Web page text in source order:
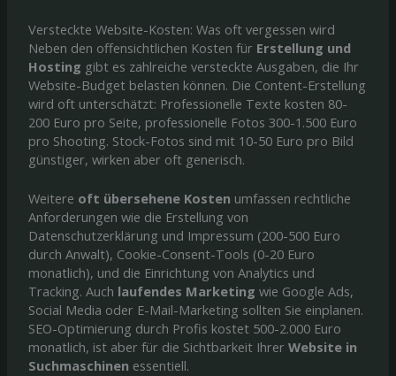
Versteckte Website-Kosten: Was oft vergessen wird
Neben den offensichtlichen Kosten für Erstellung und
Hosting gibt es zahlreiche versteckte Ausgaben, die Ihr
Website-Budget belasten können. Die Content-Erstellung
wird oft unterschätzt: Professionelle Texte kosten 80-
200 Euro pro Seite, professionelle Fotos 300-1.500 Euro
pro Shooting. Stock-Fotos sind mit 10-50 Euro pro Bild
günstiger, wirken aber oft generisch.
Weitere oft übersehene Kosten umfassen rechtliche
Anforderungen wie die Erstellung von
Datenschutzerklärung und Impressum (200-500 Euro
durch Anwalt), Cookie-Consent-Tools (0-20 Euro
monatlich), und die Einrichtung von Analytics und
Tracking. Auch laufendes Marketing wie Google Ads,
Social Media oder E-Mail-Marketing sollten Sie einplanen.
SEO-Optimierung durch Profis kostet 500-2.000 Euro
monatlich, ist aber für die Sichtbarkeit Ihrer Website in
Suchmaschinen essentiell.